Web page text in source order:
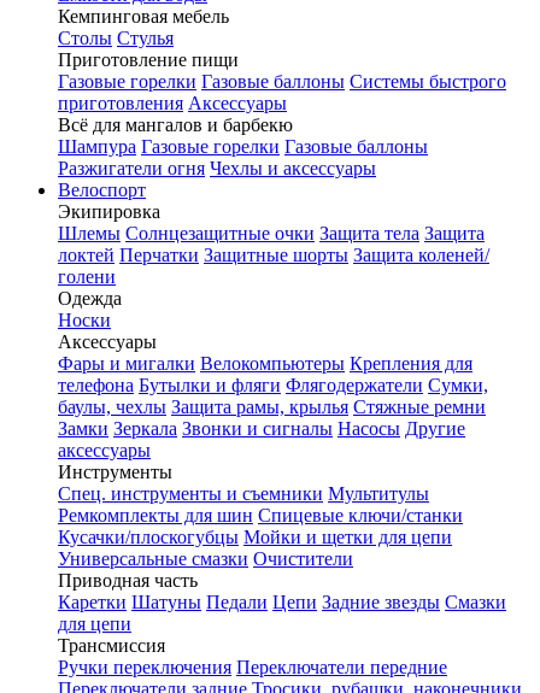
Кемпинговая мебель
Столы Стулья
Приготовление пищи
Газовые горелки Газовые баллоны Системы быстрого
приготовления Аксессуары
Всё для мангалов и барбекю
Шампура Газовые горелки Газовые баллоны
Разжигатели огня Чехлы и аксессуары
Велоспорт
Экипировка
Шлемы Солнцезащитные очки Защита тела Защита
локтей Перчатки Защитные шорты Защита коленей/
голени
Одежда
Носки
Аксессуары
Фары и мигалки Велокомпьютеры Крепления для
телефона Бутылки и фляги Флягодержатели Сумки,
баулы, чехлы Защита рамы, крылья Стяжные ремни
Замки Зеркала Звонки и сигналы Насосы Другие
аксессуары
Инструменты
Спец. инструменты и съемники Мультитулы
Ремкомплекты для шин Спицевые ключи/станки
Кусачки/плоскогубцы Мойки и щетки для цепи
Универсальные смазки Очистители
Приводная часть
Каретки Шатуны Педали Цепи Задние звезды Смазки
для цепи
Трансмиссия
Ручки переключения Переключатели передние